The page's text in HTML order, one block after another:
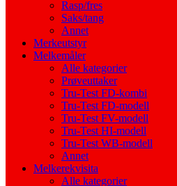
Rasp/fres
Saks/tang
Annet
Merkeutstyr
Melkemåler
Alle kategorier
Prøveuttaker
Tru-Test FD-kombi
Tru-Test FD-modell
Tru-Test FV-modell
Tru-Test HI-modell
Tru-Test WB-modell
Annet
Melkerekvisita
Alle kategorier